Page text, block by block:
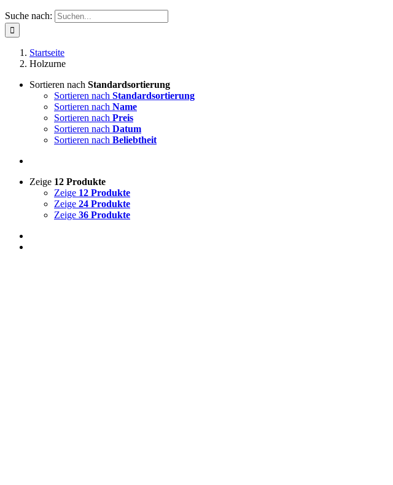
Suche nach:
Startseite
Holzurne
Sortieren nach Standardsortierung
Sortieren nach Standardsortierung
Sortieren nach Name
Sortieren nach Preis
Sortieren nach Datum
Sortieren nach Beliebtheit
Zeige 12 Produkte
Zeige 12 Produkte
Zeige 24 Produkte
Zeige 36 Produkte